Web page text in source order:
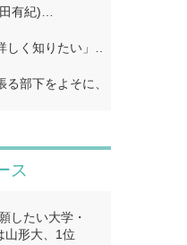
有紀)…
しく知りたい」…
る部下をよそに、上司は陰で
ス
したい大学・
形大、1位